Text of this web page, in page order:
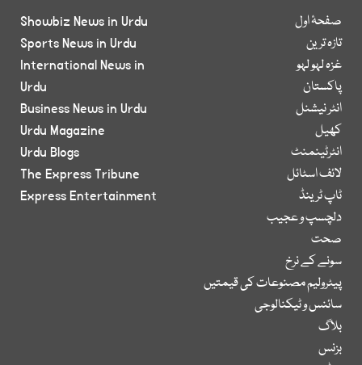
صفحۂ اول
تازہ ترین
غزہ لہو لہو
پاکستان
انٹر نیشنل
کھیل
انٹرٹینمنٹ
لائف اسٹائل
ٹاپ ٹرینڈ
دلچسپ و عجیب
صحت
سونے کے نرخ
پیٹرولیم مصنوعات کی قیمتیں
سائنس و ٹیکنالوجی
بلاگ
بزنس
Showbiz News in Urdu
Sports News in Urdu
International News in
Urdu
Business News in Urdu
Urdu Magazine
Urdu Blogs
The Express Tribune
Express Entertainment